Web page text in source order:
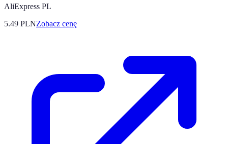
AliExpress PL
5.49 PLNZobacz cenę